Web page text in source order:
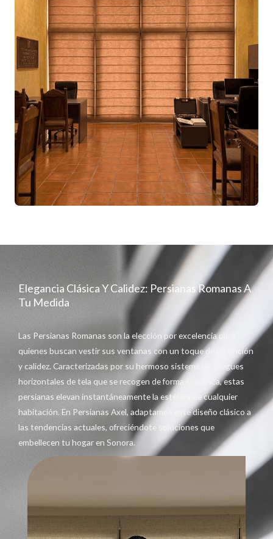
Elegancia Clásica Y Calidez: Persianas Romanas A
Tu Medida
Las Persianas Romanas son la elección por excelencia para
quienes buscan vestir sus ventanas con un toque de distinción
y calidez. Caracterizadas por su hermoso sistema de pliegues
horizontales de tela que se recogen de forma simétrica, estas
persianas elevan instantáneamente la estética de cualquier
habitación. En Persianas Axel, adaptamos este diseño clásico a
las tendencias actuales, ofreciéndote soluciones que
embellecen tu hogar en Sonora.